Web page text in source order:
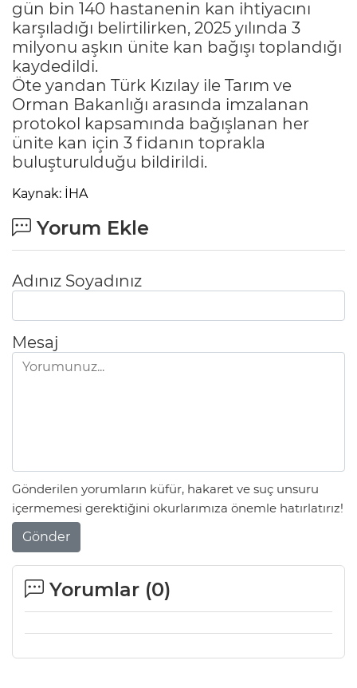
gün bin 140 hastanenin kan ihtiyacını
karşıladığı belirtilirken, 2025 yılında 3
milyonu aşkın ünite kan bağışı toplandığı
kaydedildi.
Öte yandan Türk Kızılay ile Tarım ve
Orman Bakanlığı arasında imzalanan
protokol kapsamında bağışlanan her
ünite kan için 3 fidanın toprakla
buluşturulduğu bildirildi.
Kaynak: İHA
Yorum Ekle
Adınız Soyadınız
Mesaj
Gönderilen yorumların küfür, hakaret ve suç unsuru
içermemesi gerektiğini okurlarımıza önemle hatırlatırız!
Gönder
Yorumlar (0)